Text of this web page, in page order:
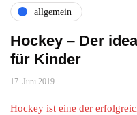
allgemein
Hockey – Der
für Kinder
17. Juni 2019
Hockey ist eine der